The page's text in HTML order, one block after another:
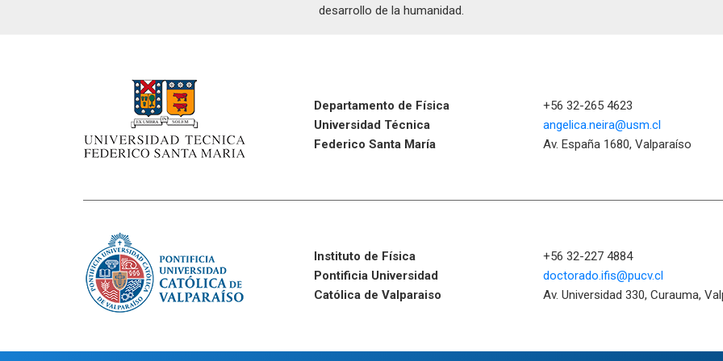
desarrollo de la humanidad.
Departamento de Física
Universidad Técnica
Federico Santa María
+56 32-265 4623
angelica.neira@usm.cl
Av. España 1680, Valparaíso
Instituto de Física
Pontificia Universidad
Católica de Valparaiso
+56 32-227 4884
doctorado.ifis@pucv.cl
Av. Universidad 330, Curauma,